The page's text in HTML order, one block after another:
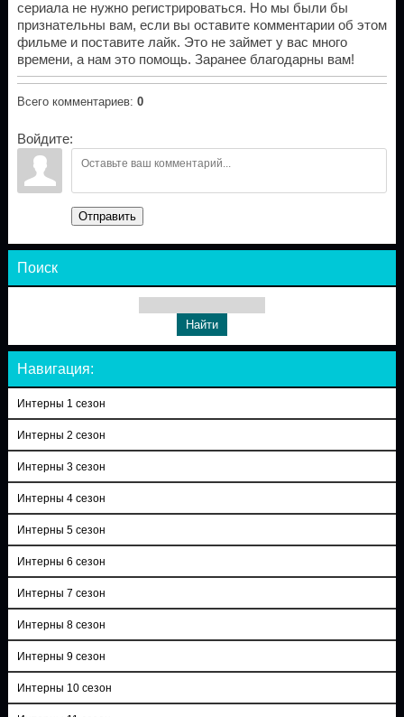
сериала не нужно регистрироваться. Но мы были бы
признательны вам, если вы оставите комментарии об этом
фильме и поставите лайк. Это не займет у вас много
времени, а нам это помощь. Заранее благодарны вам!
Всего комментариев: 0
Войдите:
Отправить
Поиск
Навигация:
Интерны 1 сезон
Интерны 2 сезон
Интерны 3 сезон
Интерны 4 сезон
Интерны 5 сезон
Интерны 6 сезон
Интерны 7 сезон
Интерны 8 сезон
Интерны 9 сезон
Интерны 10 сезон